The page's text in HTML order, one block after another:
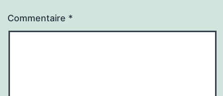
Commentaire *